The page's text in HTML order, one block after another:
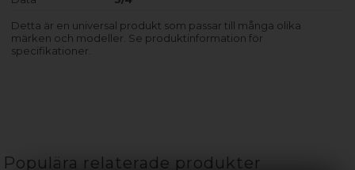
Detta är en universal produkt som passar till många olika
märken och modeller. Se produktinformation för
specifikationer.
Populära relaterade produkter